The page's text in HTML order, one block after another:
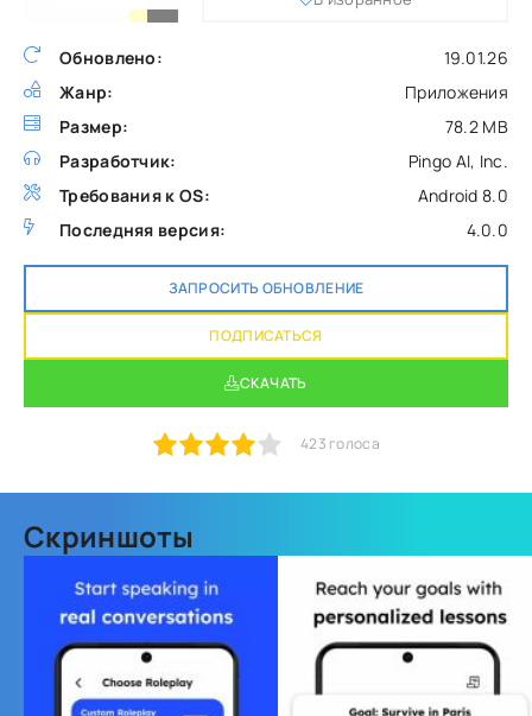
Обновлено:
19.01.26
Жанр:
Приложения
Размер:
78.2 MB
Разработчик:
Pingo AI, Inc.
Требования к OS:
Android 8.0
Последняя версия:
4.0.0
СКАЧАТЬ
ЗАПРОСИТЬ ОБНОВЛЕНИЕ
ПОДПИСАТЬСЯ
423 голоса
Скриншоты